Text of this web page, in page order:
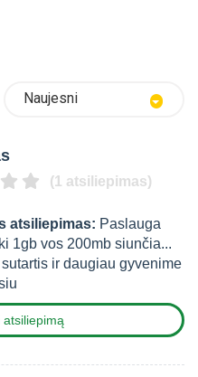
Naujesni
(1 atsiliepimas)
atsiliepimas: Paslauga
1gb vos 200mb siunčia...
ir daugiau gyvenime
atsiliepimą